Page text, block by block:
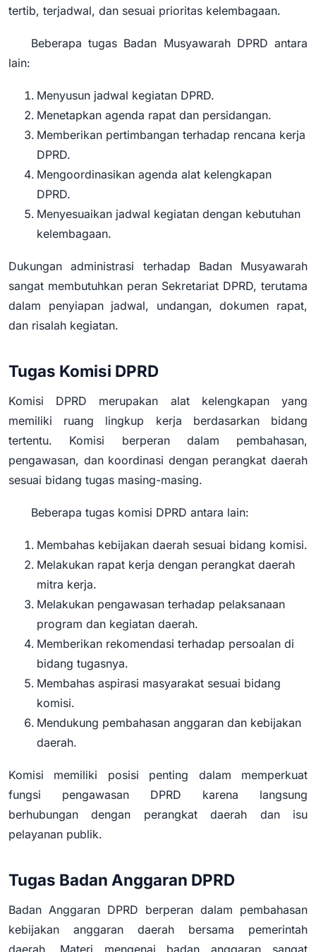
tertib, terjadwal, dan sesuai prioritas kelembagaan.
Beberapa tugas Badan Musyawarah DPRD antara
lain:
Menyusun jadwal kegiatan DPRD.
Menetapkan agenda rapat dan persidangan.
Memberikan pertimbangan terhadap rencana kerja
DPRD.
Mengoordinasikan agenda alat kelengkapan
DPRD.
Menyesuaikan jadwal kegiatan dengan kebutuhan
kelembagaan.
Dukungan administrasi terhadap Badan Musyawarah
sangat membutuhkan peran Sekretariat DPRD, terutama
dalam penyiapan jadwal, undangan, dokumen rapat,
dan risalah kegiatan.
Tugas Komisi DPRD
Komisi DPRD merupakan alat kelengkapan yang
memiliki ruang lingkup kerja berdasarkan bidang
tertentu. Komisi berperan dalam pembahasan,
pengawasan, dan koordinasi dengan perangkat daerah
sesuai bidang tugas masing-masing.
Beberapa tugas komisi DPRD antara lain:
Membahas kebijakan daerah sesuai bidang komisi.
Melakukan rapat kerja dengan perangkat daerah
mitra kerja.
Melakukan pengawasan terhadap pelaksanaan
program dan kegiatan daerah.
Memberikan rekomendasi terhadap persoalan di
bidang tugasnya.
Membahas aspirasi masyarakat sesuai bidang
komisi.
Mendukung pembahasan anggaran dan kebijakan
daerah.
Komisi memiliki posisi penting dalam memperkuat
fungsi pengawasan DPRD karena langsung
berhubungan dengan perangkat daerah dan isu
pelayanan publik.
Tugas Badan Anggaran DPRD
Badan Anggaran DPRD berperan dalam pembahasan
kebijakan anggaran daerah bersama pemerintah
daerah. Materi mengenai badan anggaran sangat